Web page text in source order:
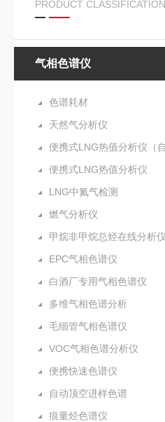
PRODUCT CLASSIFICATION
气相色谱仪
色谱耗材
天然气分析仪
便携式LNG热值分析仪（自
便携式LNG热值分析仪
LNG中氮气检测
燃气分析仪
甲烷非甲烷总烃在线分析仪
EPC气相色谱仪
白酒厂专用气相色谱仪
多维气相色谱分析
毛细管气相色谱仪
VOC气相色谱分析仪
便携快速色谱仪
自动顶空进样色谱
痕量烃色谱仪